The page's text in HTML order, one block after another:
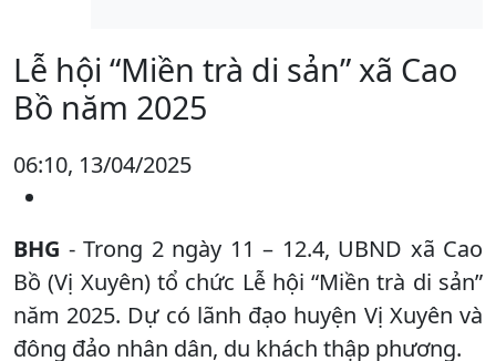
Lễ hội “Miền trà di sản” xã Cao
Bồ năm 2025
06:10, 13/04/2025
BHG - Trong 2 ngày 11 – 12.4, UBND xã Cao
Bồ (Vị Xuyên) tổ chức Lễ hội “Miền trà di sản”
năm 2025. Dự có lãnh đạo huyện Vị Xuyên và
đông đảo nhân dân, du khách thập phương.